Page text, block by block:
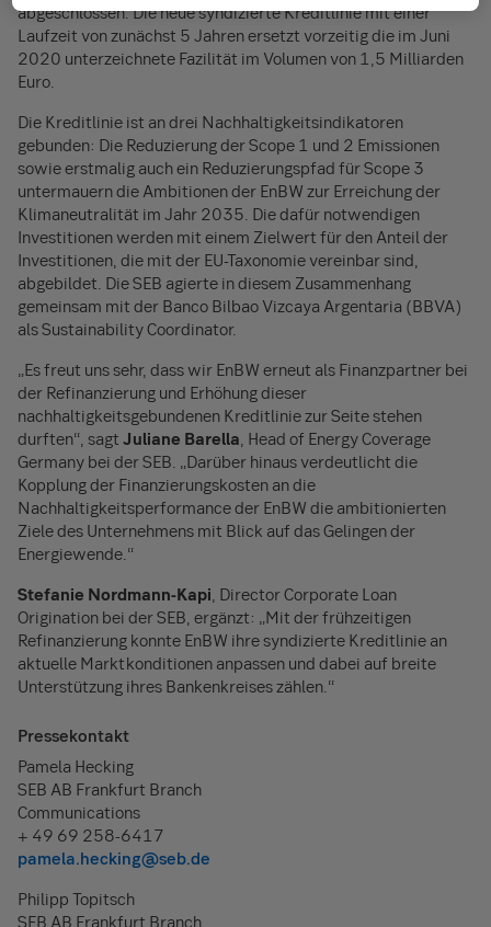
abgeschlossen. Die neue syndizierte Kreditlinie mit einer
Laufzeit von zunächst 5 Jahren ersetzt vorzeitig die im Juni
2020 unterzeichnete Fazilität im Volumen von 1,5 Milliarden
Euro.
Die Kreditlinie ist an drei Nachhaltigkeitsindikatoren
gebunden: Die Reduzierung der Scope 1 und 2 Emissionen
sowie erstmalig auch ein Reduzierungspfad für Scope 3
untermauern die Ambitionen der EnBW zur Erreichung der
Klimaneutralität im Jahr 2035. Die dafür notwendigen
Investitionen werden mit einem Zielwert für den Anteil der
Investitionen, die mit der EU-Taxonomie vereinbar sind,
abgebildet. Die SEB agierte in diesem Zusammenhang
gemeinsam mit der Banco Bilbao Vizcaya Argentaria (BBVA)
als Sustainability Coordinator.
„Es freut uns sehr, dass wir EnBW erneut als Finanzpartner bei
der Refinanzierung und Erhöhung dieser
nachhaltigkeitsgebundenen Kreditlinie zur Seite stehen
durften“, sagt Juliane Barella, Head of Energy Coverage
Germany bei der SEB. „Darüber hinaus verdeutlicht die
Kopplung der Finanzierungskosten an die
Nachhaltigkeitsperformance der EnBW die ambitionierten
Ziele des Unternehmens mit Blick auf das Gelingen der
Energiewende.“
Stefanie Nordmann-Kapi, Director Corporate Loan
Origination bei der SEB, ergänzt: „Mit der frühzeitigen
Refinanzierung konnte EnBW ihre syndizierte Kreditlinie an
aktuelle Marktkonditionen anpassen und dabei auf breite
Unterstützung ihres Bankenkreises zählen.“
Pressekontakt
Pamela Hecking
SEB AB Frankfurt Branch
Communications
+ 49 69 258-6417
pamela.hecking@seb.de
Philipp Topitsch
SEB AB Frankfurt Branch